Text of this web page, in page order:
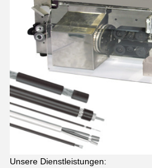
Unsere Dienstleistungen: